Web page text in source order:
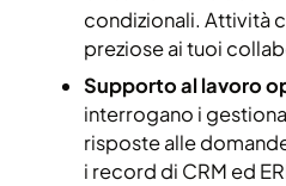
condizionali. Attività
preziose ai tuoi
Supporto al lavoro
interrogano i
risposte alle
i record di CRM ed